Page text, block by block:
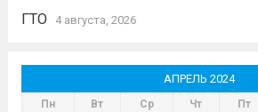
ГТО 4 августа, 2026
АПРЕЛЬ 2024
Пн Вт Ср Чт Пт